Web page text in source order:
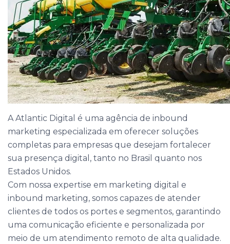
A Atlantic Digital é uma agência de inbound
marketing especializada em oferecer soluções
completas para empresas que desejam fortalecer
sua presença digital, tanto no Brasil quanto nos
Estados Unidos.
Com nossa expertise em marketing digital e
inbound marketing, somos capazes de atender
clientes de todos os portes e segmentos, garantindo
uma comunicação eficiente e personalizada por
meio de um atendimento remoto de alta qualidade.